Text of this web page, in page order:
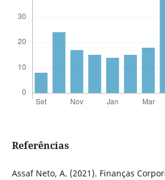
Referências
Assaf Neto, A. (2021). Finanças